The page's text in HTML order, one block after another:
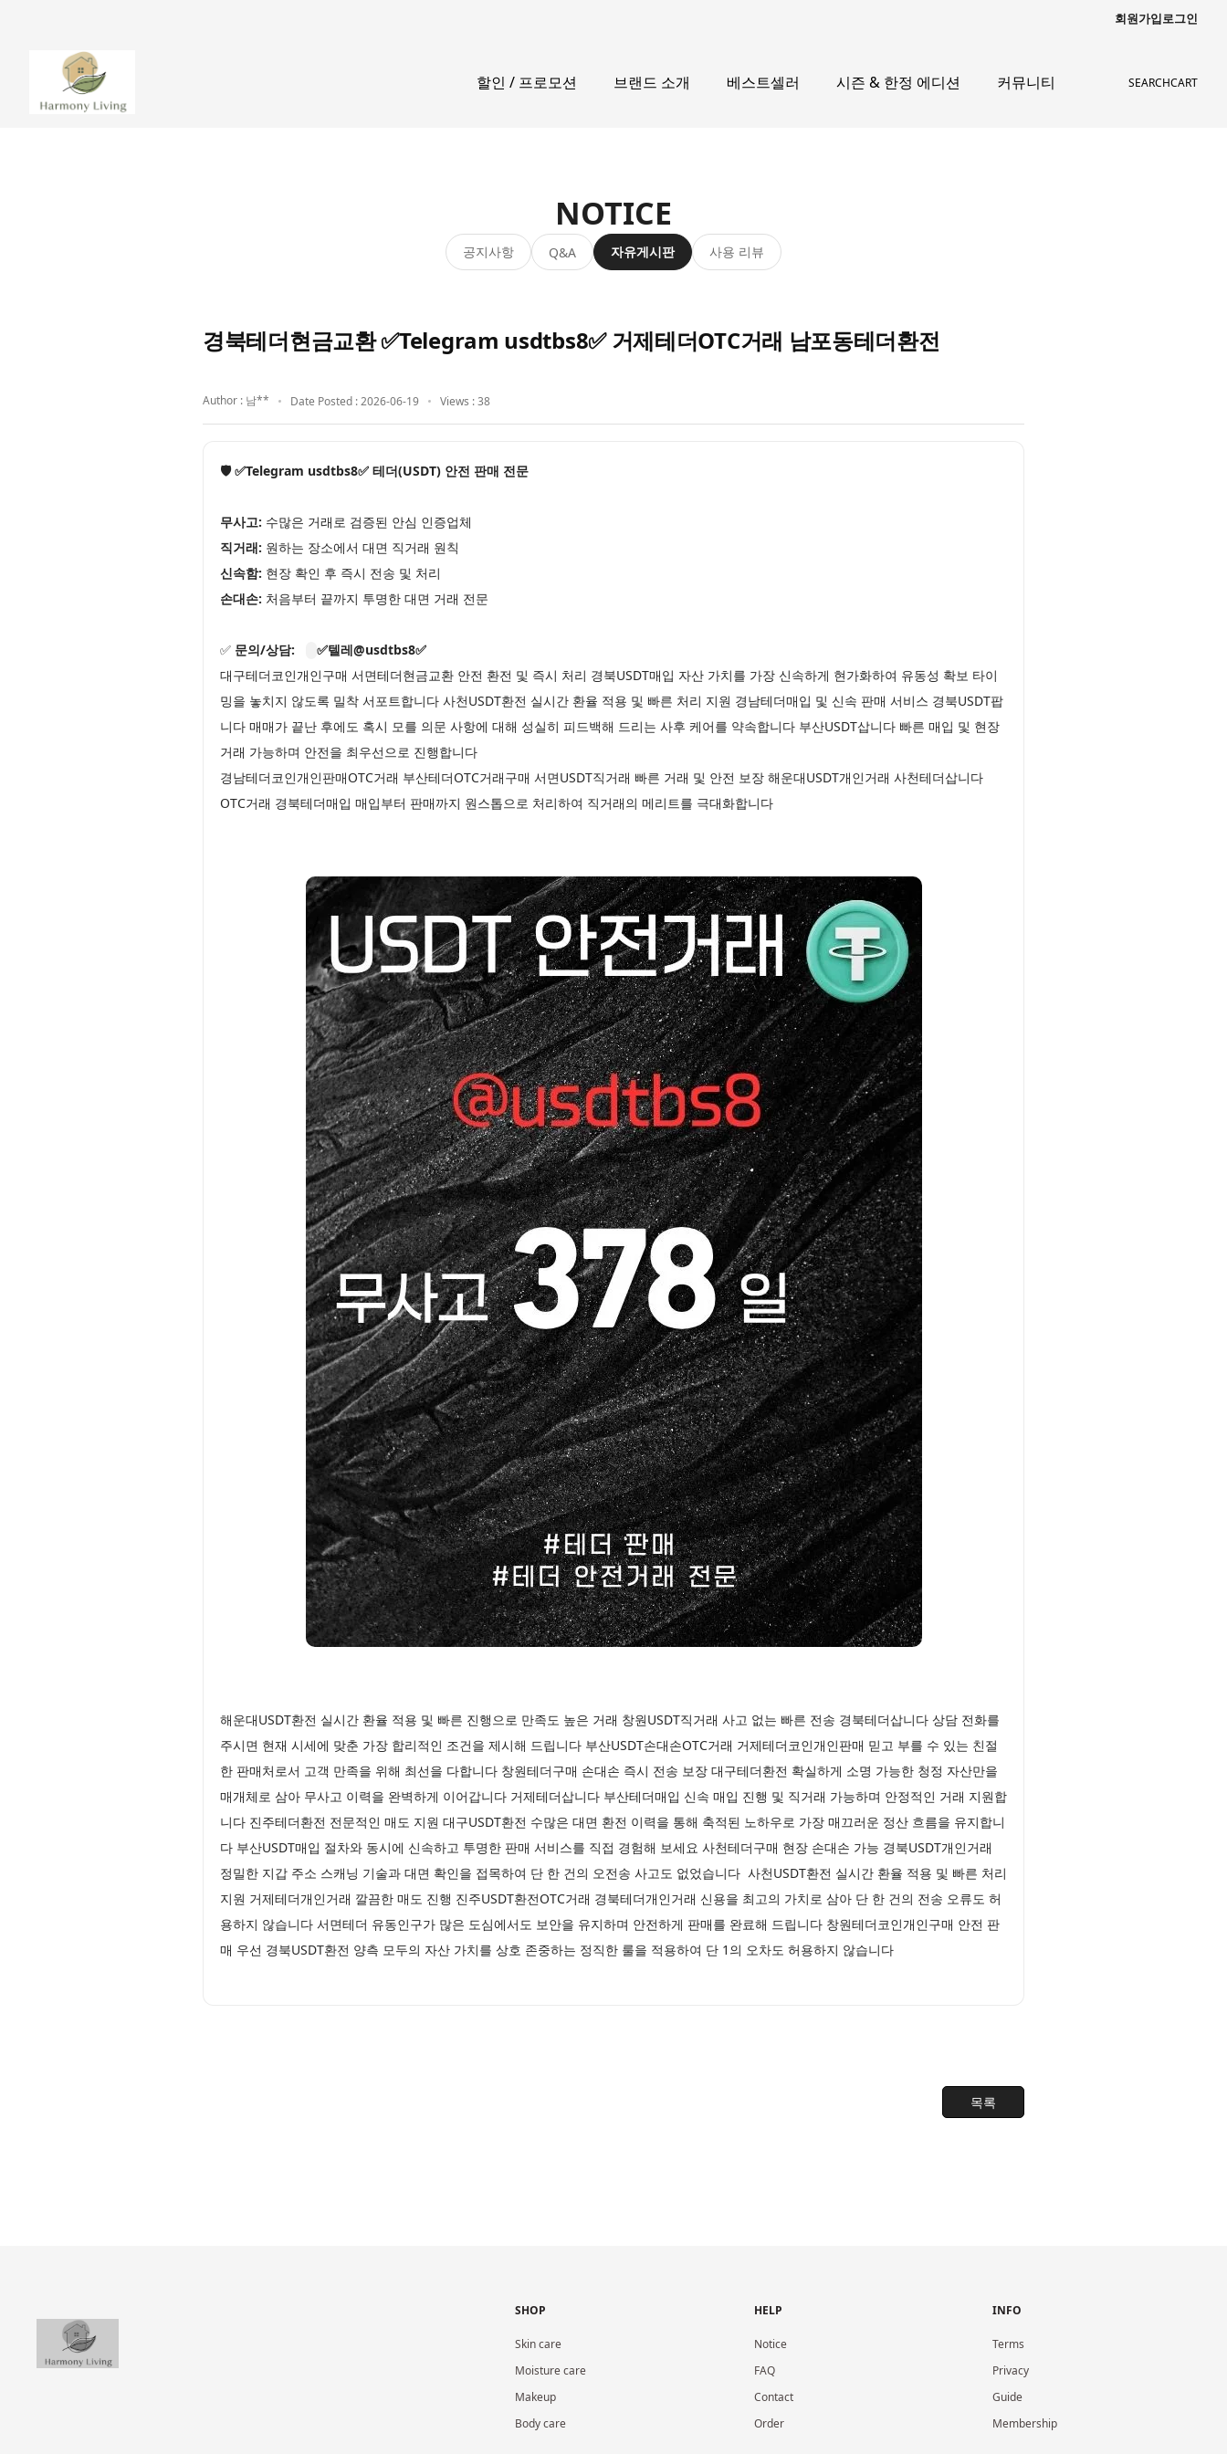
회원가입로그인
할인 / 프로모션 브랜드 소개 베스트셀러 시즌 & 한정 에디션 커뮤니티 SEARCHCART
NOTICE
공지사항 Q&A 자유게시판 사용 리뷰
경북테더현금교환 ✅Telegram usdtbs8✅ 거제테더OTC거래 남포동테더환전
Author : 남** Date Posted : 2026-06-19 Views : 38
🛡️ ✅Telegram usdtbs8✅ 테더(USDT) 안전 판매 전문
무사고: 수많은 거래로 검증된 안심 인증업체
직거래: 원하는 장소에서 대면 직거래 원칙
신속함: 현장 확인 후 즉시 전송 및 처리
손대손: 처음부터 끝까지 투명한 대면 거래 전문
✅ 문의/상담:
✅텔레@usdtbs8✅
대구테더코인개인구매 서면테더현금교환 안전 환전 및 즉시 처리 경북USDT매입 자산 가치를 가장 신속하게 현가화하여 유동성 확보 타이
밍을 놓치지 않도록 밀착 서포트합니다 사천USDT환전 실시간 환율 적용 및 빠른 처리 지원 경남테더매입 및 신속 판매 서비스 경북USDT팝
니다 매매가 끝난 후에도 혹시 모를 의문 사항에 대해 성실히 피드백해 드리는 사후 케어를 약속합니다 부산USDT삽니다 빠른 매입 및 현장
거래 가능하며 안전을 최우선으로 진행합니다
경남테더코인개인판매OTC거래 부산테더OTC거래구매 서면USDT직거래 빠른 거래 및 안전 보장 해운대USDT개인거래 사천테더삽니다
OTC거래 경북테더매입 매입부터 판매까지 원스톱으로 처리하여 직거래의 메리트를 극대화합니다
해운대USDT환전 실시간 환율 적용 및 빠른 진행으로 만족도 높은 거래 창원USDT직거래 사고 없는 빠른 전송 경북테더삽니다 상담 전화를
주시면 현재 시세에 맞춘 가장 합리적인 조건을 제시해 드립니다 부산USDT손대손OTC거래 거제테더코인개인판매 믿고 부를 수 있는 친절
한 판매처로서 고객 만족을 위해 최선을 다합니다 창원테더구매 손대손 즉시 전송 보장 대구테더환전 확실하게 소명 가능한 청정 자산만을
매개체로 삼아 무사고 이력을 완벽하게 이어갑니다 거제테더삽니다 부산테더매입 신속 매입 진행 및 직거래 가능하며 안정적인 거래 지원합
니다 진주테더환전 전문적인 매도 지원 대구USDT환전 수많은 대면 환전 이력을 통해 축적된 노하우로 가장 매끄러운 정산 흐름을 유지합니
다 부산USDT매입 절차와 동시에 신속하고 투명한 판매 서비스를 직접 경험해 보세요 사천테더구매 현장 손대손 가능 경북USDT개인거래
정밀한 지갑 주소 스캐닝 기술과 대면 확인을 접목하여 단 한 건의 오전송 사고도 없었습니다 사천USDT환전 실시간 환율 적용 및 빠른 처리
지원 거제테더개인거래 깔끔한 매도 진행 진주USDT환전OTC거래 경북테더개인거래 신용을 최고의 가치로 삼아 단 한 건의 전송 오류도 허
용하지 않습니다 서면테더 유동인구가 많은 도심에서도 보안을 유지하며 안전하게 판매를 완료해 드립니다 창원테더코인개인구매 안전 판
매 우선 경북USDT환전 양측 모두의 자산 가치를 상호 존중하는 정직한 룰을 적용하여 단 1의 오차도 허용하지 않습니다
목록
SHOP
Skin care
Moisture care
Makeup
Body care
HELP
Notice
FAQ
Contact
Order
INFO
Terms
Privacy
Guide
Membership